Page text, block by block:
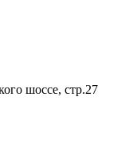
шоссе, стр.27